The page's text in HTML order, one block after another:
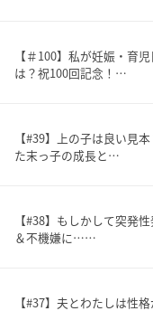
【＃100】私が妊娠・育
は？祝100回記念！…
【#39】上の子は良い見
た末っ子の成長と…
【#38】もしかして突発
＆不機嫌に……
【#37】夫とわたしは性